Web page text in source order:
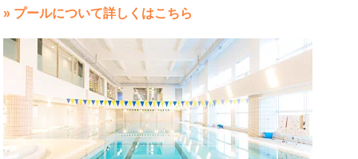
» プールについて詳しくはこちら